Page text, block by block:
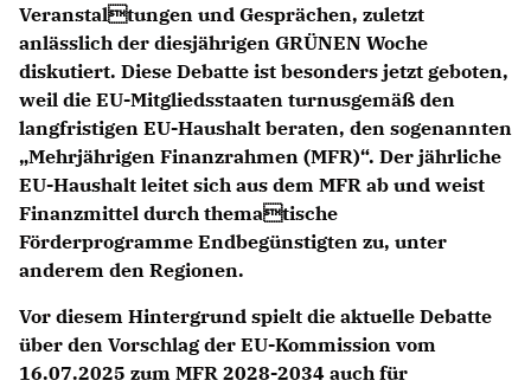
Veranstaltungen und Gesprächen, zuletzt
anlässlich der diesjährigen GRÜNEN Woche
diskutiert. Diese Debatte ist besonders jetzt geboten,
weil die EU-Mitgliedsstaaten turnusgemäß den
langfristigen EU-Haushalt beraten, den sogenannten
Mehrjährigen Finanzrahmen (MFR)“. Der jährliche
EU-Haushalt leitet sich aus dem MFR ab und weist
Finanzmittel durch thematische
Förderprogramme Endbegünstigten zu, unter
anderem den Regionen.
Vor diesem Hintergrund spielt die aktuelle Debatte
über den Vorschlag der EU-Kommission vom
16.07.2025 zum MFR 2028-2034 auch für